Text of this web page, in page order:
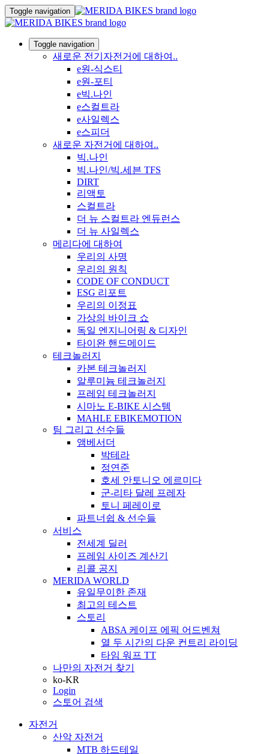
Toggle navigation
Toggle navigation
새로운 전기자전거에 대하여..
e원-식스티
e원-포티
e빅.나인
e스컬트라
e사일렉스
e스피더
새로운 자전거에 대하여..
빅.나인
빅.나인/빅.세븐 TFS
DIRT
리액토
스컬트라
더 뉴 스컬트라 엔듀런스
더 뉴 사일렉스
메리다에 대하여
우리의 사명
우리의 원칙
CODE OF CONDUCT
ESG 리포트
우리의 이정표
가상의 바이크 쇼
독일 엔지니어링 & 디자인
타이완 핸드메이드
테크놀러지
카본 테크놀러지
알루미늄 테크놀러지
프레임 테크놀러지
시마노 E-BIKE 시스템
MAHLE EBIKEMOTION
팀 그리고 선수들
앰베서더
박테라
정연준
호세 안토니오 에르미다
군-리타 달레 프레자
토니 페레이로
파트너쉽 & 선수들
서비스
전세계 딜러
프레임 사이즈 계산기
리콜 공지
MERIDA WORLD
유일무이한 존재
최고의 테스트
스토리
ABSA 케이프 에픽 어드벤쳐
열 두 시간의 다운 컨트리 라이딩
타임 워프 TT
나만의 자전거 찾기
ko-KR
Login
스토어 검색
자전거
산악 자전거
MTB 하드테일